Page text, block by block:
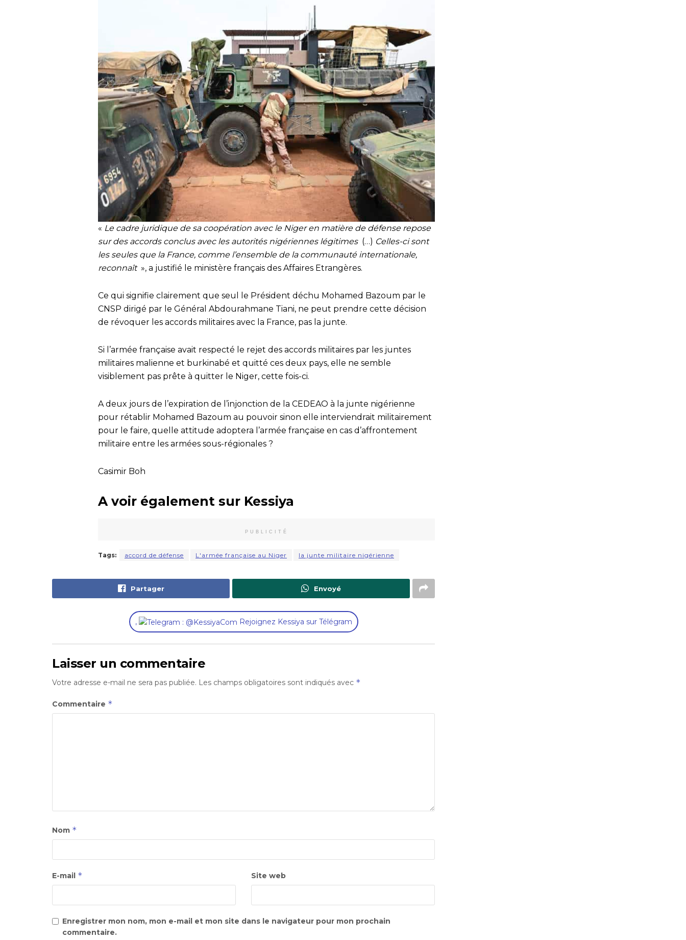
« Le cadre juridique de sa coopération avec le Niger en matière de défense repose
sur des accords conclus avec les autorités nigériennes légitimes (…) Celles-ci sont
les seules que la France, comme l’ensemble de la communauté internationale,
reconnaît », a justifié le ministère français des Affaires Etrangères.
Ce qui signifie clairement que seul le Président déchu Mohamed Bazoum par le
CNSP dirigé par le Général Abdourahmane Tiani, ne peut prendre cette décision
de révoquer les accords militaires avec la France, pas la junte.
Si l’armée française avait respecté le rejet des accords militaires par les juntes
militaires malienne et burkinabé et quitté ces deux pays, elle ne semble
visiblement pas prête à quitter le Niger, cette fois-ci.
A deux jours de l’expiration de l’injonction de la CEDEAO à la junte nigérienne
pour rétablir Mohamed Bazoum au pouvoir sinon elle interviendrait militairement
pour le faire, quelle attitude adoptera l’armée française en cas d’affrontement
militaire entre les armées sous-régionales ?
Casimir Boh
A voir également sur Kessiya
PUBLICITÉ
Tags: accord de défense L'armée française au Niger la junte militaire nigérienne
Partager Envoyé
, Rejoignez Kessiya sur Télégram
Laisser un commentaire
Votre adresse e-mail ne sera pas publiée. Les champs obligatoires sont indiqués avec *
Commentaire *
Nom *
E-mail * Site web
Enregistrer mon nom, mon e-mail et mon site dans le navigateur pour mon prochain
commentaire.